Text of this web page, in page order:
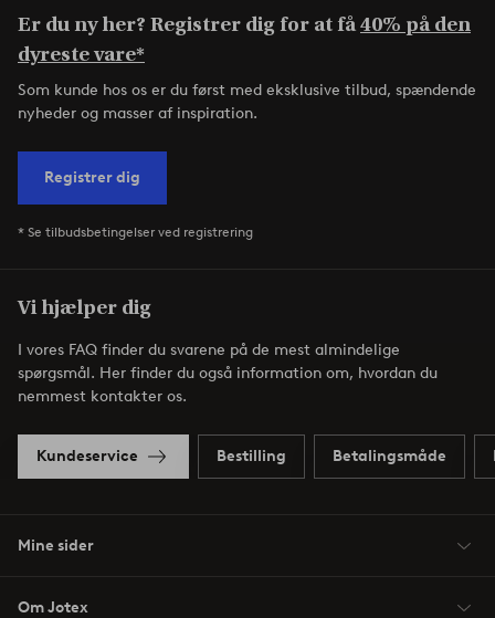
Er du ny her? Registrer dig for at få40% på den
dyreste vare*
Som kunde hos os er du først med eksklusive tilbud, spændende
nyheder og masser af inspiration.
Registrer dig
* Se tilbudsbetingelser ved registrering
Vi hjælper dig
I vores FAQ finder du svarene på de mest almindelige
spørgsmål. Her finder du også information om, hvordan du
nemmest kontakter os.
Kundeservice Bestilling Betalingsmåde
Mine sider
Om Jotex